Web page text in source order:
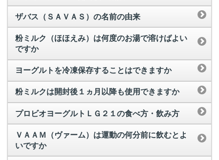
ザバス（ＳＡＶＡＳ）の名前の由来
粉ミルク（ほほえみ）は何度のお湯で溶けばよい
ですか
ヨーグルトを冷凍保存することはできますか
粉ミルクは開封後１ヵ月以降も使用できますか
プロビオヨーグルトＬＧ２１の食べ方・飲み方
ＶＡＡＭ（ヴァーム）は運動の何分前に飲むとよ
いですか